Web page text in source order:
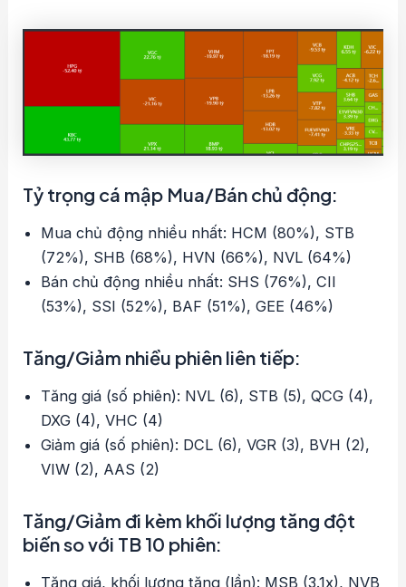
Tỷ trọng cá mập Mua/Bán chủ động:
Mua chủ động nhiều nhất: HCM (80%), STB
(72%), SHB (68%), HVN (66%), NVL (64%)
Bán chủ động nhiều nhất: SHS (76%), CII
(53%), SSI (52%), BAF (51%), GEE (46%)
Tăng/Giảm nhiều phiên liên tiếp:
Tăng giá (số phiên): NVL (6), STB (5), QCG (4),
DXG (4), VHC (4)
Giảm giá (số phiên): DCL (6), VGR (3), BVH (2),
VIW (2), AAS (2)
Tăng/Giảm đi kèm khối lượng tăng đột
biến so với TB 10 phiên:
Tăng giá, khối lượng tăng (lần): MSB (3.1x), NVB